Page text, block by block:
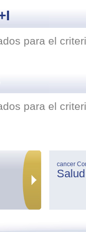
para el
para el
cancer
Salud